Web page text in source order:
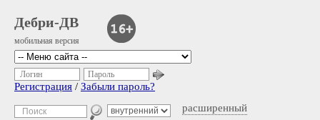
Дебри-ДВ
мобильная версия
расширенный
Логин Пароль
Регистрация / Забыли пароль?